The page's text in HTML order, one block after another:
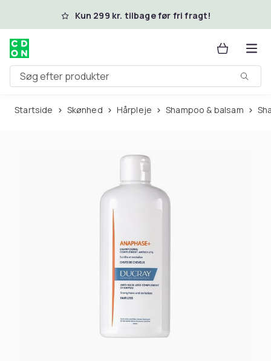
Spring til hovedindhold
Kun 299 kr. tilbage før fri fragt!
Søg efter produkter
Startside Skønhed Hårpleje Shampoo & balsam